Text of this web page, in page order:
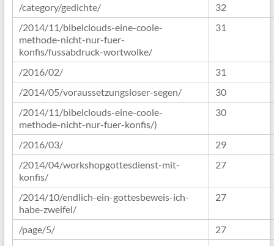
/category/gedichte/
32
/2014/11/bibelclouds-eine-coole-
methode-nicht-nur-fuer-
konfis/fussabdruck-wortwolke/
31
/2016/02/
31
/2014/05/voraussetzungsloser-segen/
30
/2014/11/bibelclouds-eine-coole-
methode-nicht-nur-fuer-konfis/)
30
/2016/03/
29
/2014/04/workshopgottesdienst-mit-
konfis/
27
/2014/10/endlich-ein-gottesbeweis-ich-
habe-zweifel/
27
/page/5/
27